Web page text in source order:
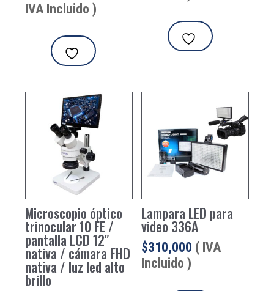
precio
era:
$78,000.
IVA Incluido )
Microscopio óptico
trinocular 10 FE /
pantalla LCD 12″
nativa / cámara FHD
nativa / luz led alto
brillo
Lampara LED para
video 336A
$310,000 ( IVA
Incluido )